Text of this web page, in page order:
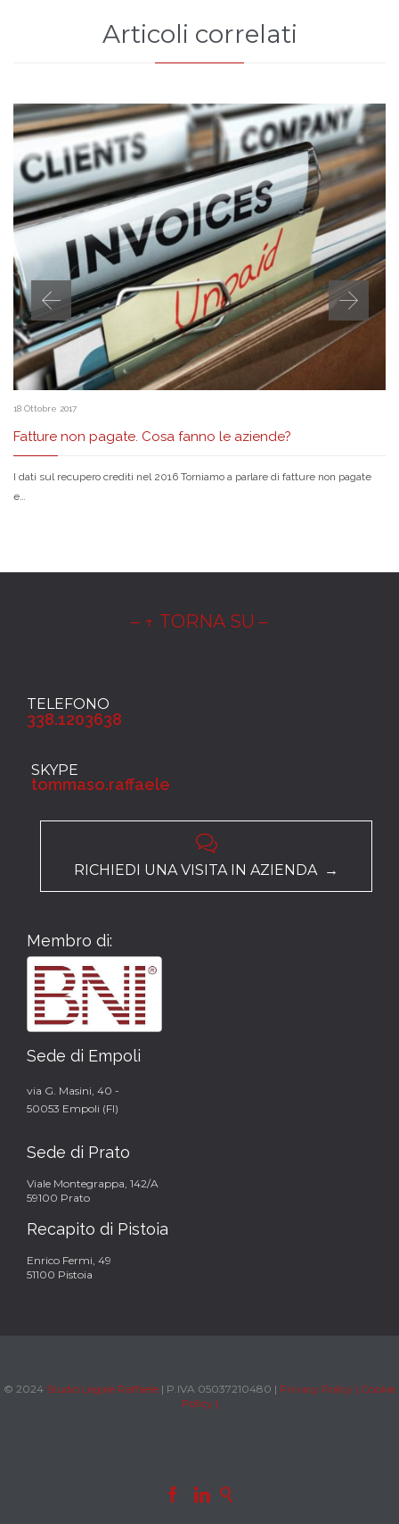
Articoli correlati
18 Ottobre 2017
Fatture non pagate. Cosa fanno le aziende?
I dati sul recupero crediti nel 2016 Torniamo a parlare di fatture non pagate
e…
– ↑ TORNA SU –
TELEFONO
338.1203638
SKYPE
tommaso.raffaele

RICHIEDI UNA VISITA IN AZIENDA →
Membro di:
Sede di Empoli
via G. Masini, 40 -
50053 Empoli (FI)
Sede di Prato
Viale Montegrappa, 142/A
59100 Prato
Recapito di Pistoia
Enrico Fermi, 49
51100 Pistoia
© 2024 Studio Legale Raffaele | P.IVA 05037210480 | Privacy Policy | Cookie
Policy |
  